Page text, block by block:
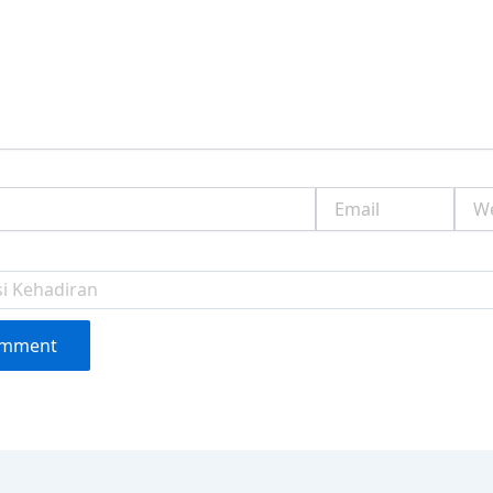
Email